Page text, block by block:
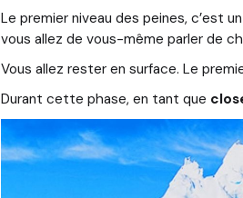
Le premier niveau des peines, c’est
vous allez de vous-même parler de
Vous allez rester en surface. Le
Durant cette phase, en tant que